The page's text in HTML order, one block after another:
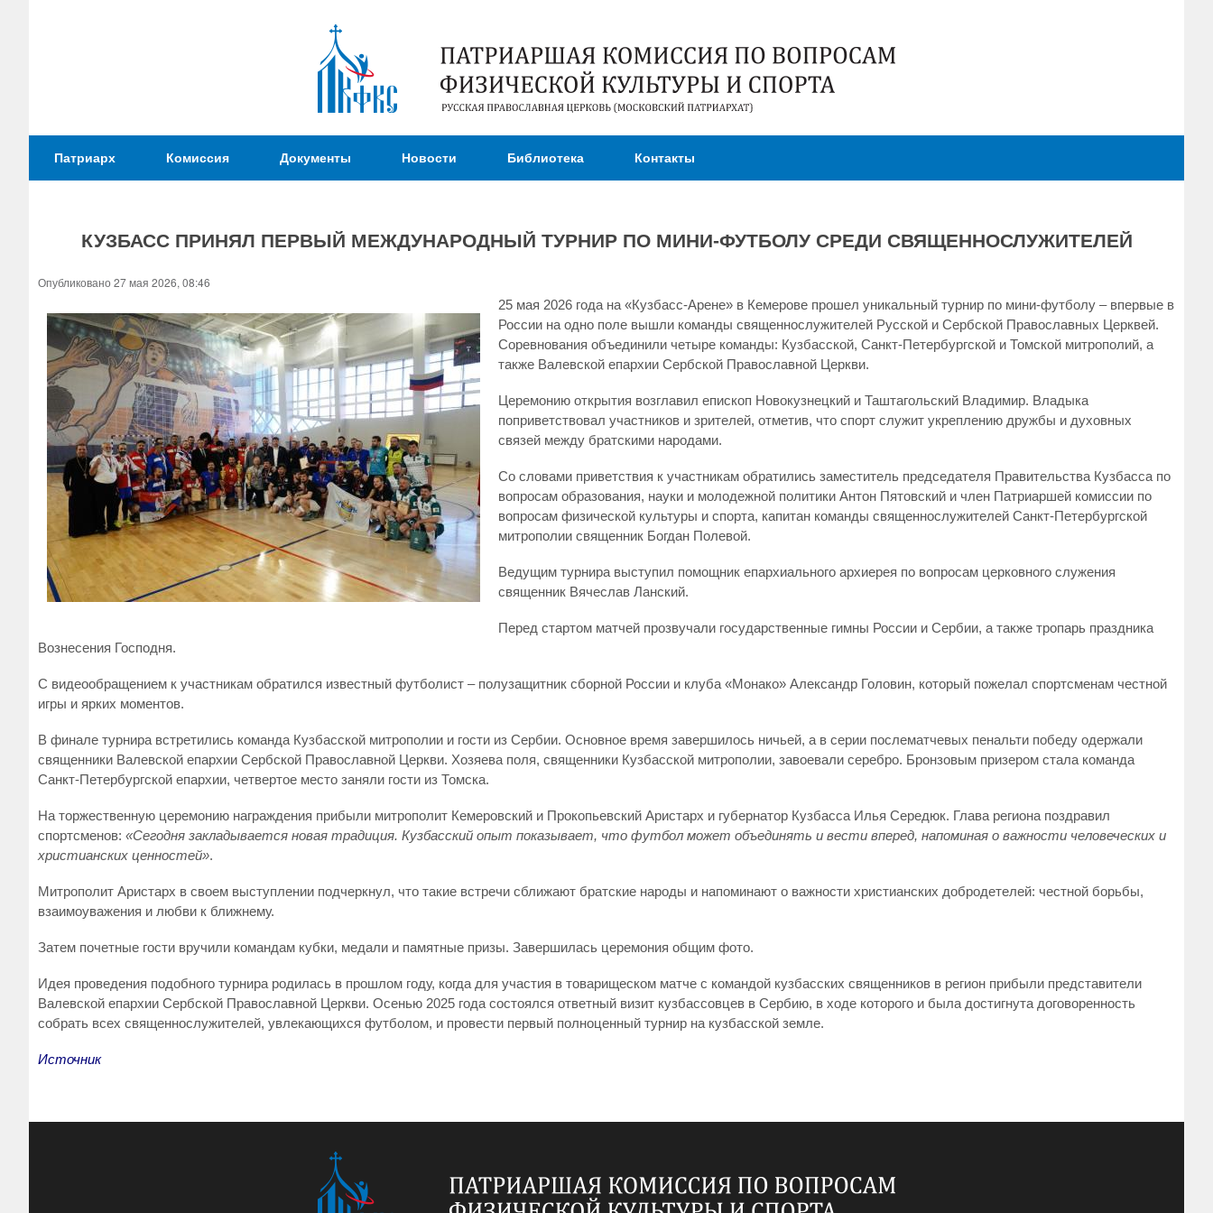
содержанию
Патриаршая
Комиссия
вопросам
физической
культуры и
спорта
Патриарх Комиссия Документы Новости Библиотека Контакты
Вы
КУЗБАСС ПРИНЯЛ ПЕРВЫЙ МЕЖДУНАРОДНЫЙ ТУРНИР ПО МИНИ-ФУТБОЛУ СРЕДИ СВЯЩЕННОСЛУЖИТЕЛЕЙ
Опубликовано 27 мая 2026, 08:46
25 мая 2026 года на «Кузбасс-Арене» в Кемерове прошел уникальный турнир по мини-футболу – впервые в
России на одно поле вышли команды священнослужителей Русской и Сербской Православных Церквей.
Соревнования объединили четыре команды: Кузбасской, Санкт-Петербургской и Томской митрополий, а
также Валевской епархии Сербской Православной Церкви.
Церемонию открытия возглавил епископ Новокузнецкий и Таштагольский Владимир. Владыка
поприветствовал участников и зрителей, отметив, что спорт служит укреплению дружбы и духовных
связей между братскими народами.
Со словами приветствия к участникам обратились заместитель председателя Правительства Кузбасса по
вопросам образования, науки и молодежной политики Антон Пятовский и член Патриаршей комиссии по
вопросам физической культуры и спорта, капитан команды священнослужителей Санкт-Петербургской
митрополии священник Богдан Полевой.
Ведущим турнира выступил помощник епархиального архиерея по вопросам церковного служения
священник Вячеслав Ланский.
Перед стартом матчей прозвучали государственные гимны России и Сербии, а также тропарь праздника
Вознесения Господня.
С видеообращением к участникам обратился известный футболист – полузащитник сборной России и клуба «Монако» Александр Головин, который пожелал спортсменам честной
игры и ярких моментов.
В финале турнира встретились команда Кузбасской митрополии и гости из Сербии. Основное время завершилось ничьей, а в серии послематчевых пенальти победу одержали
священники Валевской епархии Сербской Православной Церкви. Хозяева поля, священники Кузбасской митрополии, завоевали серебро. Бронзовым призером стала команда
Санкт-Петербургской епархии, четвертое место заняли гости из Томска.
На торжественную церемонию награждения прибыли митрополит Кемеровский и Прокопьевский Аристарх и губернатор Кузбасса Илья Середюк. Глава региона поздравил
спортсменов: «Сегодня закладывается новая традиция. Кузбасский опыт показывает, что футбол может объединять и вести вперед, напоминая о важности человеческих и
христианских ценностей».
Митрополит Аристарх в своем выступлении подчеркнул, что такие встречи сближают братские народы и напоминают о важности христианских добродетелей: честной борьбы,
взаимоуважения и любви к ближнему.
Затем почетные гости вручили командам кубки, медали и памятные призы. Завершилась церемония общим фото.
Идея проведения подобного турнира родилась в прошлом году, когда для участия в товарищеском матче с командой кузбасских священников в регион прибыли представители
Валевской епархии Сербской Православной Церкви. Осенью 2025 года состоялся ответный визит кузбассовцев в Сербию, в ходе которого и была достигнута договоренность
собрать всех священнослужителей, увлекающихся футболом, и провести первый полноценный турнир на кузбасской земле.
Источник